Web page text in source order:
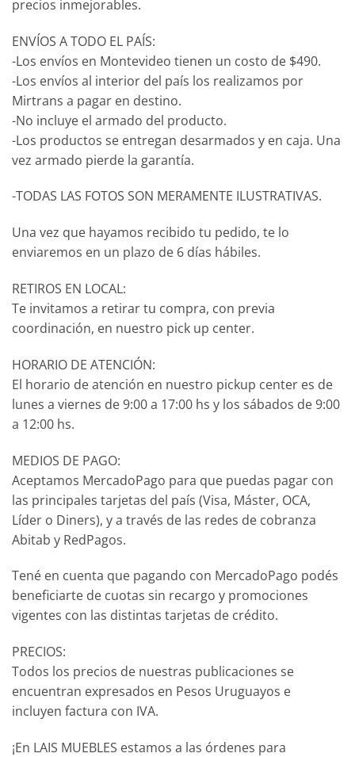
precios inmejorables.
ENVÍOS A TODO EL PAÍS:
-Los envíos en Montevideo tienen un costo de $490.
-Los envíos al interior del país los realizamos por
Mirtrans a pagar en destino.
-No incluye el armado del producto.
-Los productos se entregan desarmados y en caja. Una
vez armado pierde la garantía.
-TODAS LAS FOTOS SON MERAMENTE ILUSTRATIVAS.
Una vez que hayamos recibido tu pedido, te lo
enviaremos en un plazo de 6 días hábiles.
RETIROS EN LOCAL:
Te invitamos a retirar tu compra, con previa
coordinación, en nuestro pick up center.
HORARIO DE ATENCIÓN:
El horario de atención en nuestro pickup center es de
lunes a viernes de 9:00 a 17:00 hs y los sábados de 9:00
a 12:00 hs.
MEDIOS DE PAGO:
Aceptamos MercadoPago para que puedas pagar con
las principales tarjetas del país (Visa, Máster, OCA,
Líder o Diners), y a través de las redes de cobranza
Abitab y RedPagos.
Tené en cuenta que pagando con MercadoPago podés
beneficiarte de cuotas sin recargo y promociones
vigentes con las distintas tarjetas de crédito.
PRECIOS:
Todos los precios de nuestras publicaciones se
encuentran expresados en Pesos Uruguayos e
incluyen factura con IVA.
¡En LAIS MUEBLES estamos a las órdenes para